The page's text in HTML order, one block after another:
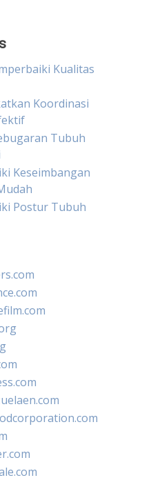
Kualitas
Koordinasi
Tubuh
Keseimbangan
Postur Tubuh